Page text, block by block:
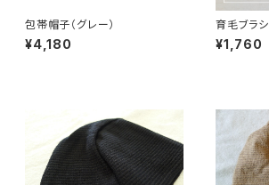
包帯帽子（グレー）
¥4,180
育毛ブラシ
¥1,760